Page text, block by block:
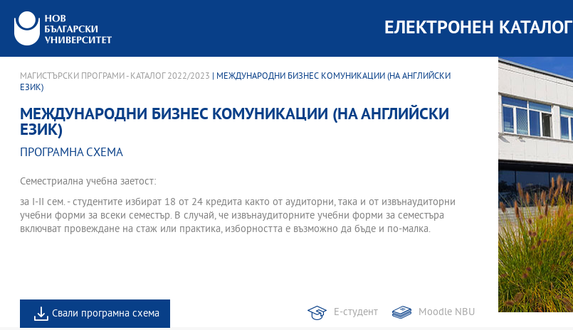
ЕЛЕКТРОНЕН КАТАЛОГ
МАГИСТЪРСКИ ПРОГРАМИ - КАТАЛОГ 2022/2023 | МЕЖДУНАРОДНИ БИЗНЕС КОМУНИКАЦИИ (НА АНГЛИЙСКИ
ЕЗИК)
МЕЖДУНАРОДНИ БИЗНЕС КОМУНИКАЦИИ (НА АНГЛИЙСКИ
ЕЗИК)
ПРОГРАМНА СХЕМА
Семестриална учебна заетост:
за І-II сем. - студентите избират 18 от 24 кредита както от аудиторни, така и от извънаудиторни
учебни форми за всеки семестър. В случай, че извънаудиторните учебни форми за семестъра
включват провеждане на стаж или практика, изборността е възможно да бъде и по-малка.
Свали програмна схема Е-студент Moodle NBU